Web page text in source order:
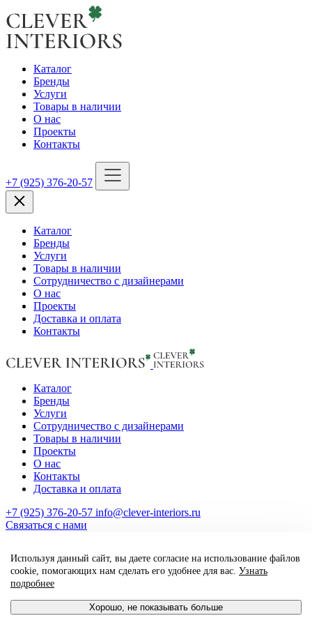
Используя данный сайт, вы даете согласие на использование файлов
cookie, помогающих нам сделать его удобнее для вас. Узнать
подробнее
Хорошо, не показывать больше
Каталог
Бренды
Услуги
Товары в наличии
О нас
Проекты
Контакты
+7 (925) 376-20-57
Каталог
Бренды
Услуги
Товары в наличии
Сотрудничество с дизайнерами
О нас
Проекты
Доставка и оплата
Контакты
Каталог
Бренды
Услуги
Сотрудничество с дизайнерами
Товары в наличии
Проекты
О нас
Контакты
Доставка и оплата
+7 (925) 376-20-57 info@clever-interiors.ru
Cвязаться с нами
2026. Clever Interiors. Все права защищены.
made by qte_agency